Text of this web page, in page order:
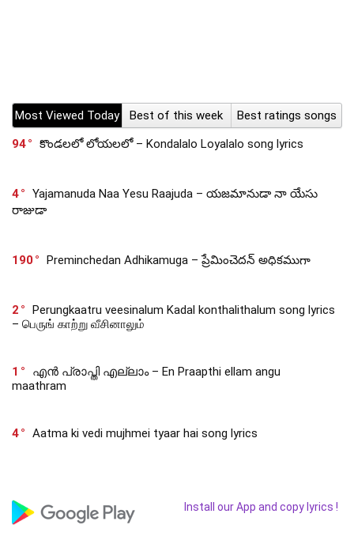
Most Viewed Today Best of this week
Best ratings songs
94
కొండలలో లోయలలో – Kondalalo Loyalalo song lyrics
4
Yajamanuda Naa Yesu Raajuda – యజమానుడా నా యేసు
రాజుడా
190 Preminchedan Adhikamuga – ప్రేమించెదన్ అధికముగా
2
Perungkaatru veesinalum Kadal konthalithalum song lyrics
– பெருங் காற்று வீசினாலும்
1
എൻ പ്രാപ്തി എല്ലാം – En Praapthi ellam angu
maathram
4 Aatma ki vedi mujhmei tyaar hai song lyrics
Install our App and copy lyrics !